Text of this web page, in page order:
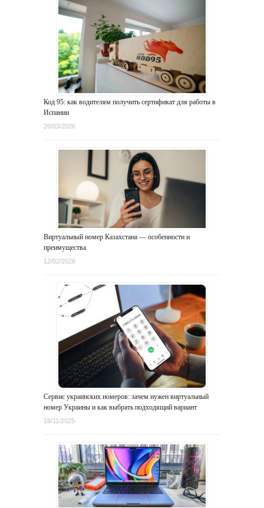
Код 95: как водителям получить сертификат для работы в
Испании
26/03/2026
Виртуальный номер Казахстана — особенности и
преимущества
12/02/2026
Сервис украинских номеров: зачем нужен виртуальный
номер Украины и как выбрать подходящий вариант
18/11/2025